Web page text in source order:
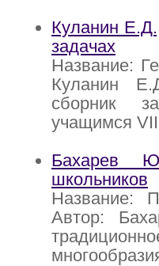
Куланин
задачах
Название:
Куланин
сборник
учащимся
Бахарев
школьников
Название:
Автор: